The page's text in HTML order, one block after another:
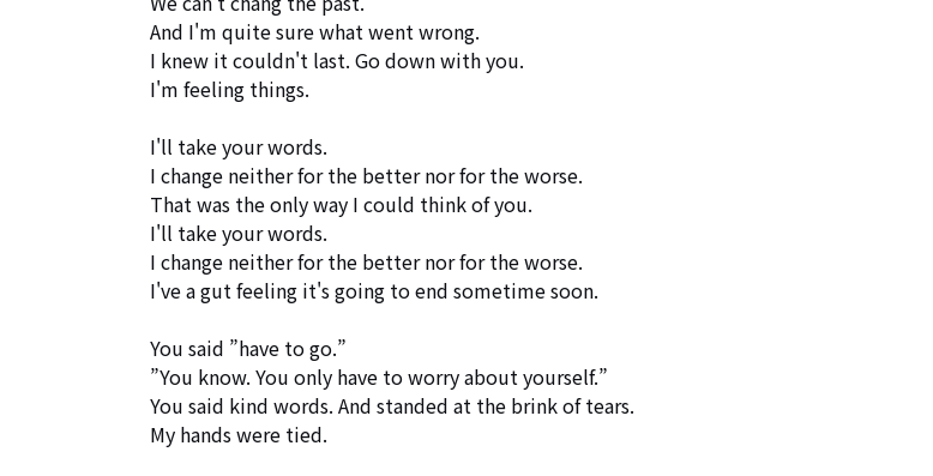
And I'm quite sure what went wrong.
I knew it couldn't last. Go down with you.
I'm feeling things.
I'll take your words.
I change neither for the better nor for the worse.
That was the only way I could think of you.
I'll take your words.
I change neither for the better nor for the worse.
I've a gut feeling it's going to end sometime soon.
You said ”have to go.”
”You know. You only have to worry about yourself.”
You said kind words. And standed at the brink of tears.
My hands were tied.